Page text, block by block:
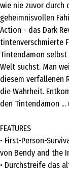
wie nie zuvor durch
geheimnisvollen
Action - das Dark
tintenverschmierte
Tintendämon selbst
Welt suchst. Man
diesem verfallenen
die Wahrheit.
den Tintendämon ...
FEATURES
• First-Person-
von Bendy and the
• Durchstreife das